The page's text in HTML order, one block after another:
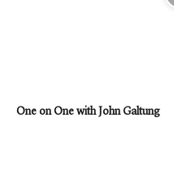
One on One with John Galtung